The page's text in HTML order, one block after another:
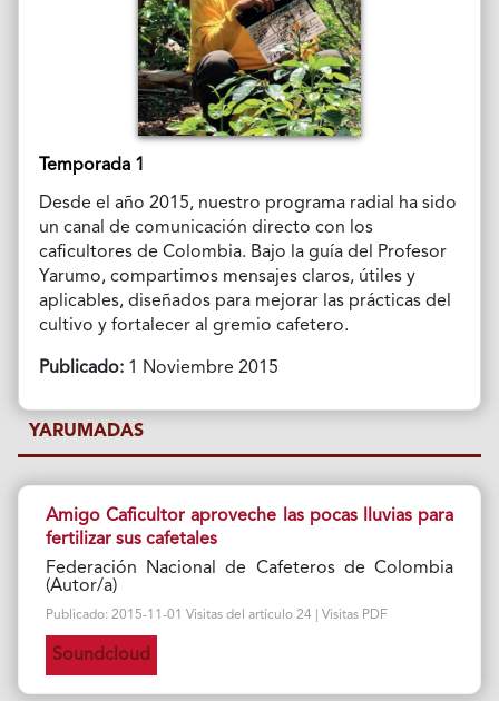
Temporada 1
Desde el año 2015, nuestro programa radial ha sido
un canal de comunicación directo con los
caficultores de Colombia. Bajo la guía del Profesor
Yarumo, compartimos mensajes claros, útiles y
aplicables, diseñados para mejorar las prácticas del
cultivo y fortalecer al gremio cafetero.
Publicado:1 Noviembre 2015
YARUMADAS
Amigo Caficultor aproveche las pocas lluvias para
fertilizar sus cafetales
Federación Nacional de Cafeteros de Colombia
(Autor/a)
Publicado: 2015-11-01 Visitas del artículo 24 | Visitas PDF
Soundcloud